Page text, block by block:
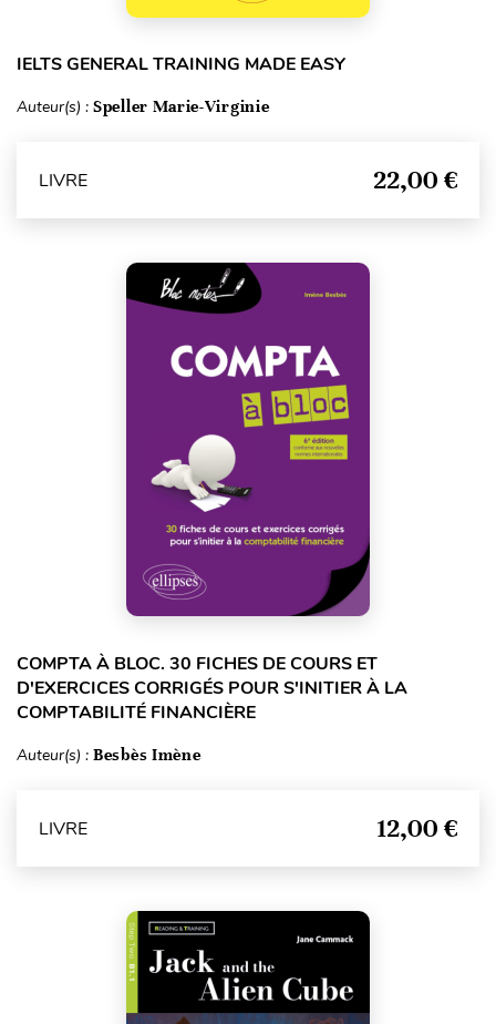
IELTS GENERAL TRAINING MADE EASY
Auteur(s) : Speller Marie-Virginie
LIVRE 22,00 €
COMPTA À BLOC. 30 FICHES DE COURS ET
D'EXERCICES CORRIGÉS POUR S'INITIER À LA
COMPTABILITÉ FINANCIÈRE
Auteur(s) : Besbès Imène
LIVRE 12,00 €